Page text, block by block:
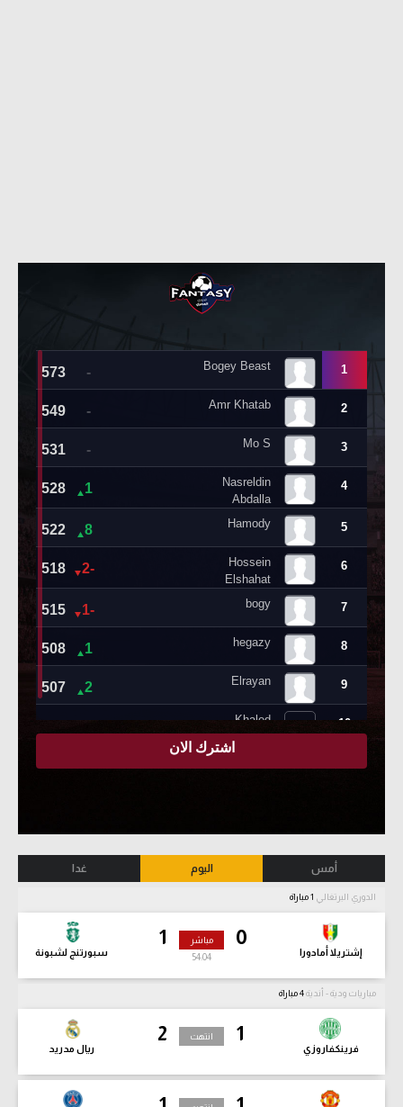
أمس اليوم غدا
الدوري البرتغالي
0
إشتريلا أمادورا
1
سبورتنج لشبونة
مباشر
54:06
مباريات ودية - أندية
1
فرينكفاروزي
2
ريال مدريد
انتهت